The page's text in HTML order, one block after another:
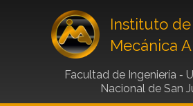
Instituto de
Mecánica
Facultad de Ingeniería -
Nacional de San